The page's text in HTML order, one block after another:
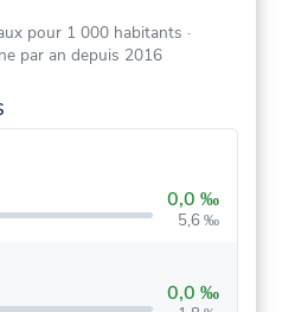
pour 1 000 habitants ·
par an depuis 2016
0,0 ‰
5,6 ‰
0,0 ‰